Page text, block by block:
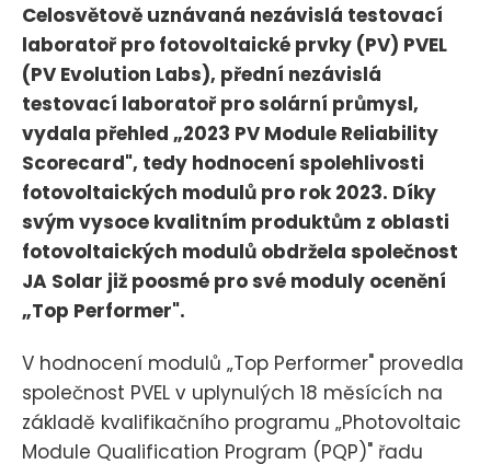
Celosvětově uznávaná nezávislá testovací
laboratoř pro fotovoltaické prvky (PV) PVEL
(PV Evolution Labs), přední nezávislá
testovací laboratoř pro solární průmysl,
vydala přehled „2023 PV Module Reliability
Scorecard", tedy hodnocení spolehlivosti
fotovoltaických modulů pro rok 2023. Díky
svým vysoce kvalitním produktům z oblasti
fotovoltaických modulů obdržela společnost
JA Solar již poosmé pro své moduly ocenění
„Top Performer".
V hodnocení modulů „Top Performer" provedla
společnost PVEL v uplynulých 18 měsících na
základě kvalifikačního programu „Photovoltaic
Module Qualification Program (PQP)" řadu